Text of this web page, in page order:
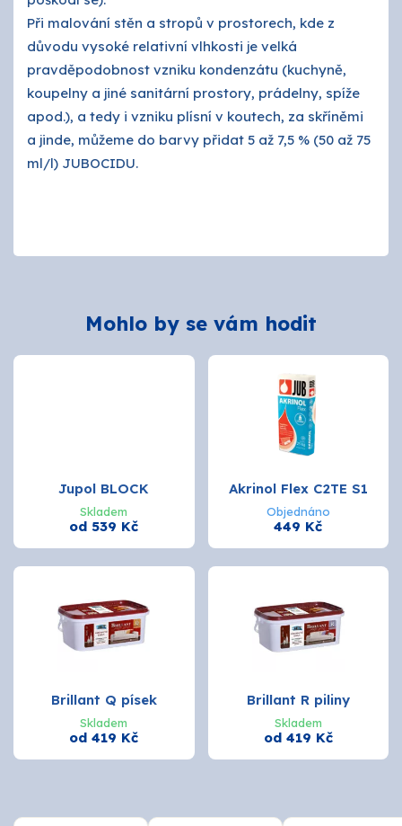
Při malování stěn a stropů v prostorech, kde z
důvodu vysoké relativní vlhkosti je velká
pravděpodobnost vzniku kondenzátu (kuchyně,
koupelny a jiné sanitární prostory, prádelny, spíže
apod.), a tedy i vzniku plísní v koutech, za skříněmi
a jinde, můžeme do barvy přidat 5 až 7,5 % (50 až 75
ml/l) JUBOCIDU.
Mohlo by se vám hodit
Jupol BLOCK
Skladem
od 539 Kč
Akrinol Flex C2TE S1
Objednáno
449 Kč
Brillant Q písek
Skladem
od 419 Kč
Brillant R piliny
Skladem
od 419 Kč